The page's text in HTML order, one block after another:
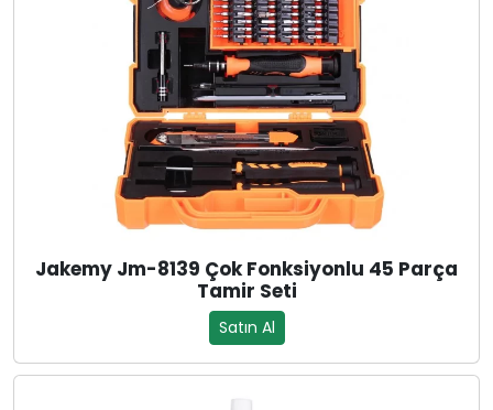
Jakemy Jm-8139 Çok Fonksiyonlu 45 Parça
Tamir Seti
Satın Al